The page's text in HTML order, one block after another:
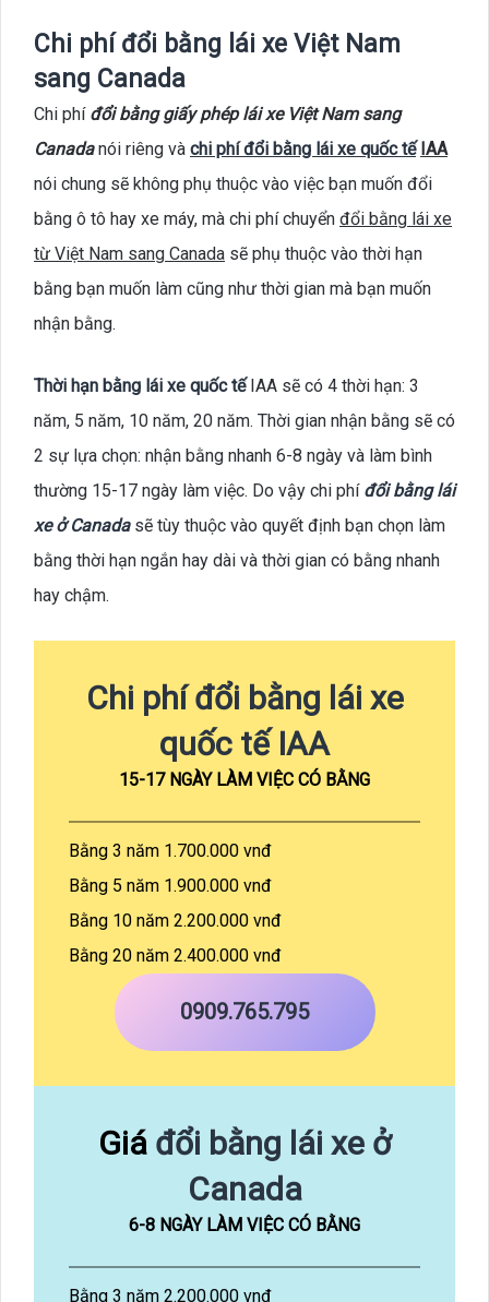
Chi phí đổi bằng lái xe Việt Nam
sang Canada
Chi phí đổi bằng giấy phép lái xe Việt Nam sang
Canadanói riêng và chi phí đổi bằng lái xe quốc tế IAA
nói chung sẽ không phụ thuộc vào việc bạn muốn đổi
bằng ô tô hay xe máy, mà chi phí chuyển đổi bằng lái xe
từ Việt Nam sang Canada sẽ phụ thuộc vào thời hạn
bằng bạn muốn làm cũng như thời gian mà bạn muốn
nhận bằng.
Thời hạn bằng lái xe quốc tếIAA sẽ có 4 thời hạn: 3
năm, 5 năm, 10 năm, 20 năm. Thời gian nhận bằng sẽ có
2 sự lựa chọn: nhận bằng nhanh 6-8 ngày và làm bình
thường 15-17 ngày làm việc. Do vậy chi phí đổi bằng lái
xe ở Canadasẽ tùy thuộc vào quyết định bạn chọn làm
bằng thời hạn ngắn hay dài và thời gian có bằng nhanh
hay chậm.
Chi phí đổi bằng lái xe
quốc tế IAA
15-17 NGÀY LÀM VIỆC CÓ BẰNG
Bằng 3 năm 1.700.000 vnđ
Bằng 5 năm 1.900.000 vnđ
Bằng 10 năm 2.200.000 vnđ
Bằng 20 năm 2.400.000 vnđ
0909.765.795
Giá đổi bằng lái xe ở
Canada
6-8 NGÀY LÀM VIỆC CÓ BẰNG
Bằng 3 năm 2.200.000 vnđ